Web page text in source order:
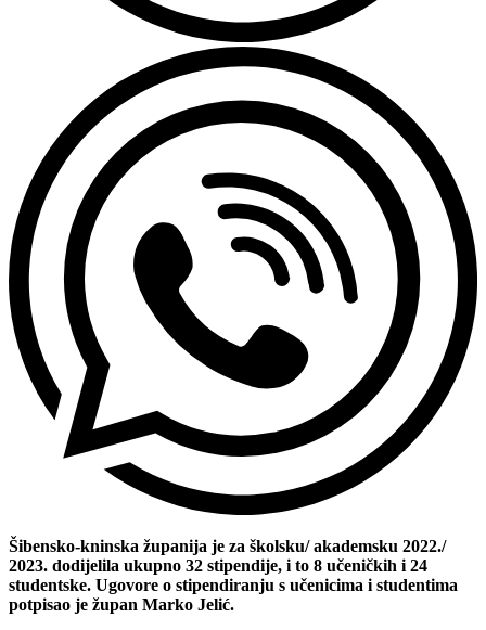
Šibensko-kninska županija je za školsku/ akademsku 2022./
2023. dodijelila ukupno 32 stipendije, i to 8 učeničkih i 24
studentske. Ugovore o stipendiranju s učenicima i studentima
potpisao je župan Marko Jelić.